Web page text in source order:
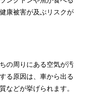
康被害が及ぶリスクが
の周りにある空気が汚
る原因は、車から出る
などが挙げられます。